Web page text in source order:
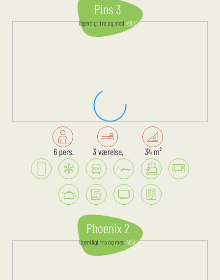
Pins 3
Ugentligtfra og med490€
6 pers. 3 værelse, 34 m²
Phoenix 2
Ugentligt fra og med 455€